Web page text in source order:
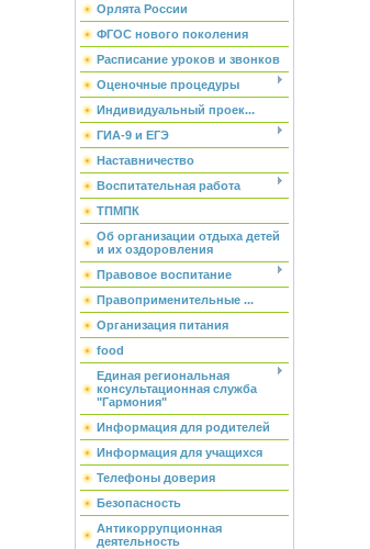
Орлята России
ФГОС нового поколения
Расписание уроков и звонков
Оценочные процедуры
Индивидуальный проек...
ГИА-9 и ЕГЭ
Наставничество
Воспитательная работа
ТПМПК
Об организации отдыха детей
и их оздоровления
Правовое воспитание
Правоприменительные ...
Организация питания
food
Единая региональная
консультационная служба
"Гармония"
Информация для родителей
Информация для учащихся
Телефоны доверия
Безопасность
Антикоррупционная
деятельность